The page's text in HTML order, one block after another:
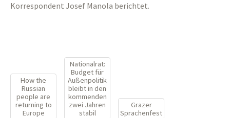
Korrespondent Josef Manola berichtet.
How the
Russian
people are
returning to
Europe
Nationalrat:
Budget für
Außenpolitik
bleibt in den
kommenden
zwei Jahren
stabil
Grazer
Sprachenfest